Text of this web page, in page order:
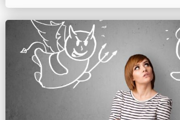
советских геологов в создании
базы страны.Начало апреля, как
праздника, было выбрано потому, что
оконча...